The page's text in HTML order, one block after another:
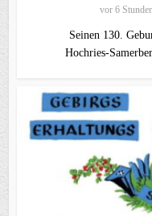
vor 6
Seinen 130.